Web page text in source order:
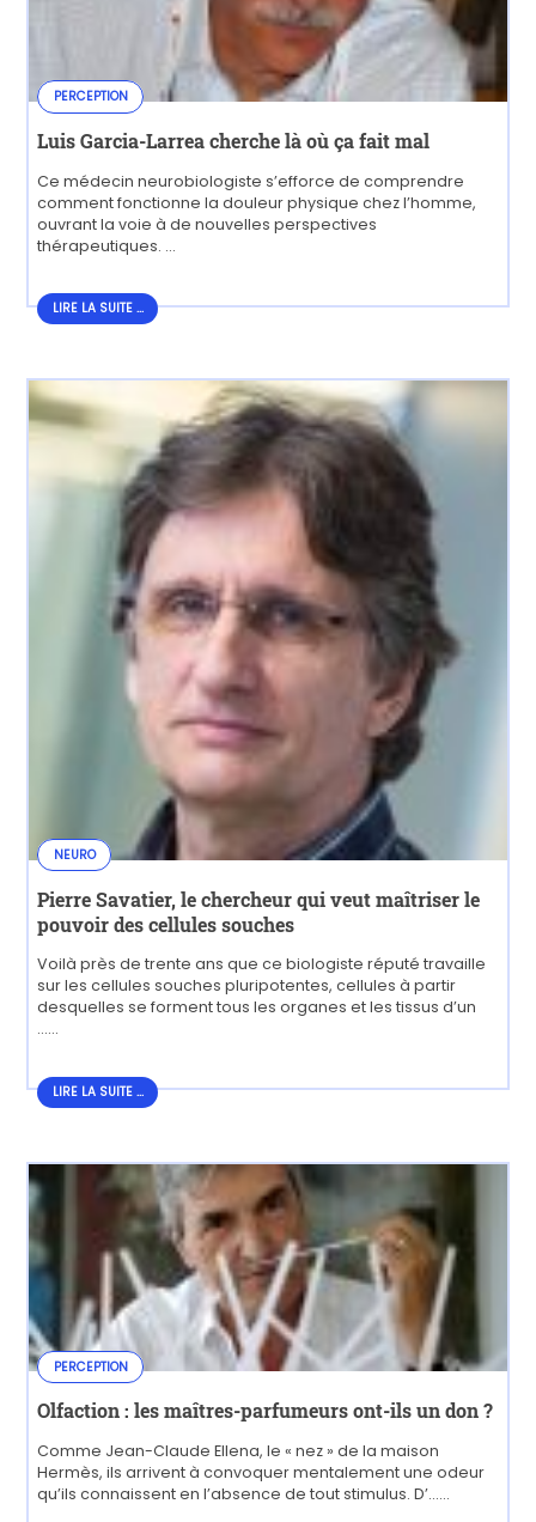
PERCEPTION
Luis Garcia-Larrea cherche là où ça fait mal
Ce médecin neurobiologiste s’efforce de comprendre
comment fonctionne la douleur physique chez l’homme,
ouvrant la voie à de nouvelles perspectives
thérapeutiques. ...
LIRE LA SUITE ...
NEURO
Pierre Savatier, le chercheur qui veut maîtriser le
pouvoir des cellules souches
Voilà près de trente ans que ce biologiste réputé travaille
sur les cellules souches pluripotentes, cellules à partir
desquelles se forment tous les organes et les tissus d’un
......
LIRE LA SUITE ...
PERCEPTION
Olfaction : les maîtres-parfumeurs ont-ils un don ?
Comme Jean-Claude Ellena, le « nez » de la maison
Hermès, ils arrivent à convoquer mentalement une odeur
qu’ils connaissent en l’absence de tout stimulus. D’......